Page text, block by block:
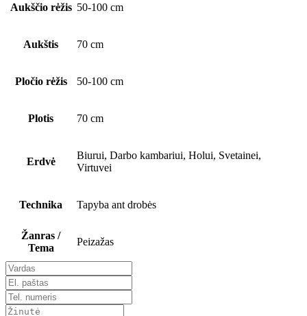
Aukščio rėžis 50-100 cm
Aukštis 70 cm
Pločio rėžis 50-100 cm
Plotis 70 cm
Erdvė
Biurui, Darbo kambariui, Holui, Svetainei,
Virtuvei
Technika Tapyba ant drobės
Žanras /
Tema
Peizažas